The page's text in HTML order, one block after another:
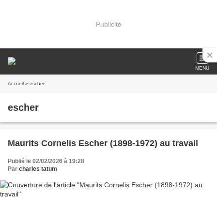
Publicité
MENU
Accueil » escher
escher
Maurits Cornelis Escher (1898-1972) au travail
Publié le 02/02/2026 à 19:28
Par charles tatum